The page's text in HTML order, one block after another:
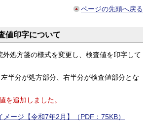
ページの先頭へ戻る
値印字について
処方箋の様式を変更し、検査値を印字して
半分が処方部分、右半分が検査値部分とな
を追加しました。
メージ【令和7年2月】（PDF：75KB）